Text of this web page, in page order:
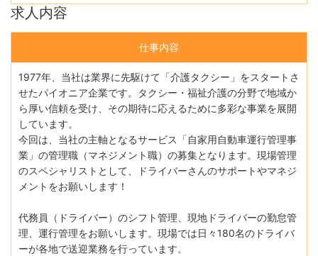
求人内容
仕事内容
1977年、当社は業界に先駆けて「介護タクシー」をスタートさ
せたパイオニア企業です。タクシー・福祉介護の分野で地域か
ら厚い信頼を受け、その期待に応えるために多彩な事業を展開
しています。
今回は、当社の主軸となるサービス「自家用自動車運行管理事
業」の管理職（マネジメント職）の募集となります。現場管理
のスペシャリストとして、ドライバーさんのサポートやマネジ
メントをお願いします！
代務員（ドライバー）のシフト管理、現地ドライバーの勤怠管
理、運行管理をお願いします。現場では日々180名のドライバ
ーが各地で送迎業務を行っています。